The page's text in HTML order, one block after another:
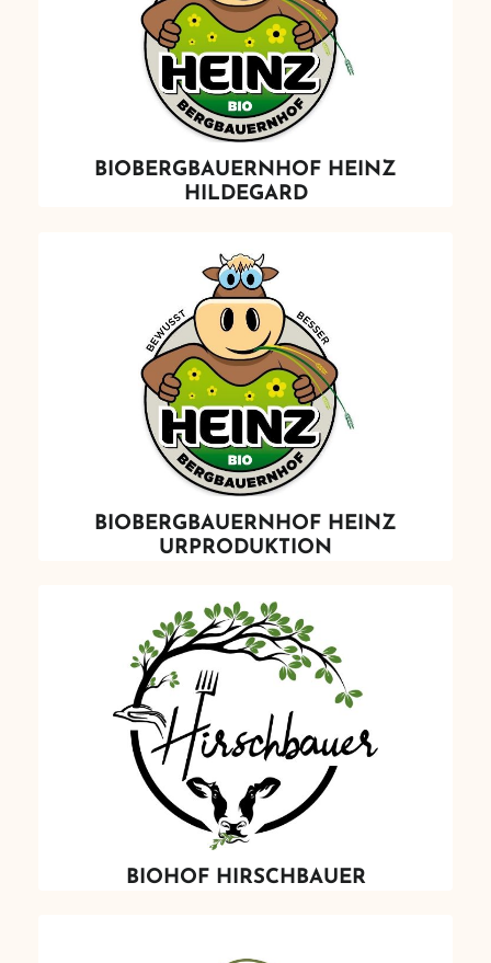
BIOBERGBAUERNHOF HEINZ
HILDEGARD
BIOBERGBAUERNHOF HEINZ
URPRODUKTION
BIOHOF HIRSCHBAUER